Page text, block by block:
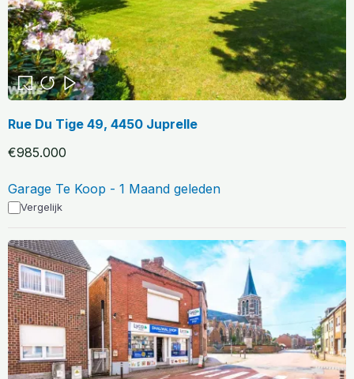
Rue Du Tige 49, 4450 Juprelle
€985.000
Garage Te Koop - 1 Maand geleden
Vergelijk